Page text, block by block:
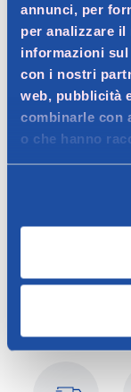
annunci, per
per analizzare
informazioni
con i nostri
web, pubblicità
combinarle con
o che hanno
Dettagli
Descrizione
La gamma di
alcomfort. In più
sistema
filtrante
allergie,